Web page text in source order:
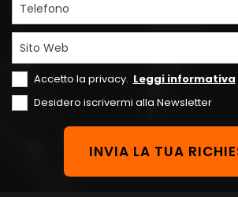
Telefono
Sito Web
Accetto la privacy. Leggi informativa
Desidero iscrivermi alla Newsletter